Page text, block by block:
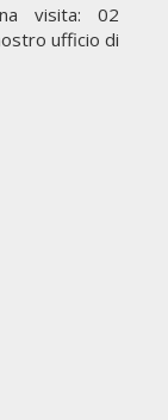
visita: 02
ufficio di